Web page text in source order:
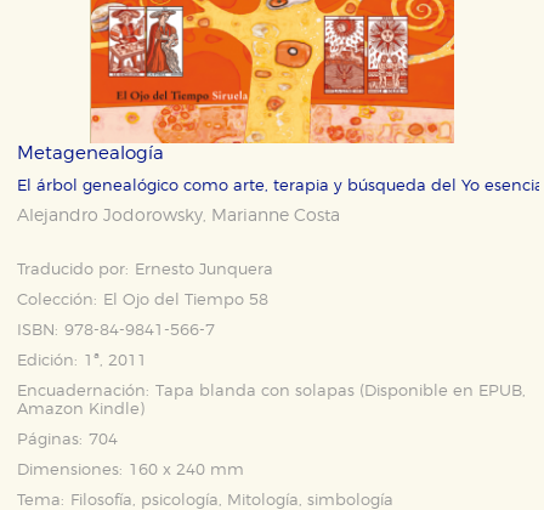
Metagenealogía
El árbol genealógico como arte, terapia y búsqueda del Yo
Alejandro Jodorowsky, Marianne Costa
Traducido por:
Ernesto Junquera
Colección:
El Ojo del Tiempo 58
ISBN: 978-84-9841-566-7
Edición: 1ª, 2011
Encuadernación: Tapa blanda con solapas (Disponible en EPUB,
Amazon Kindle )
Páginas: 704
Dimensiones: 160 x 240 mm
Tema:
Filosofía, psicología, Mitología, simbología